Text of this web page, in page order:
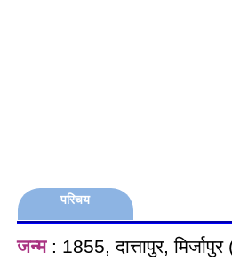
परिचय
जन्म: 1855, दात्तापुर,